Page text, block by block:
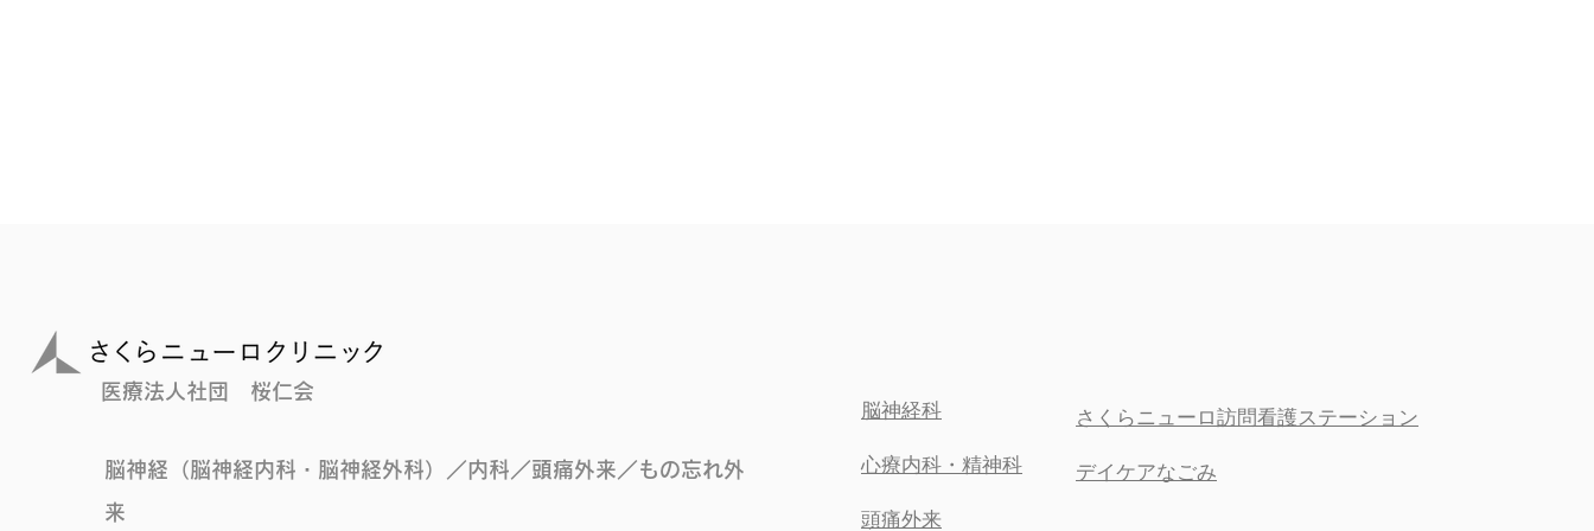
医療法人社団 桜仁会
脳神経（脳神経内科・脳神経外科）／内科／頭痛外来／もの忘れ外
来
脳神経科
心療内科・精神科
頭痛外来
さくらニューロ訪問看護ステーション
デイケアなごみ